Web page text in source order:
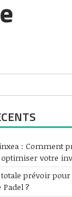
: Comment
votre
prévoir
?